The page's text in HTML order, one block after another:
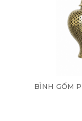
BÌNH GỐM